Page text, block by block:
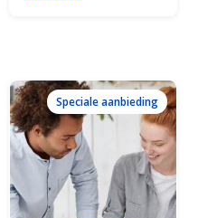
Speciale aanbieding